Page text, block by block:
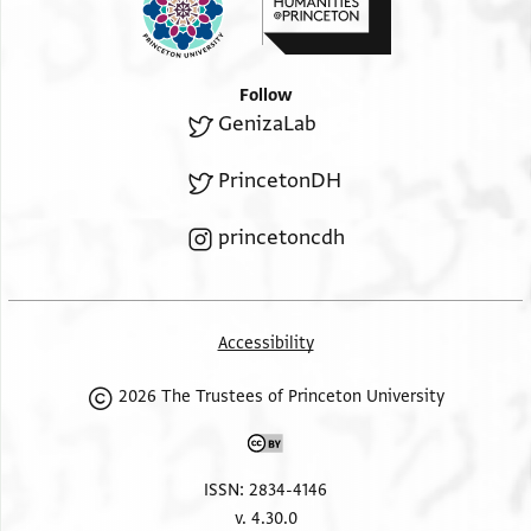
]כאתא מחזקאתא מזרזאתא מתקנאת[א
ר]ייסה דא בת ר פרג במנא דכשר למקניא בי[ה
]יין אינון משה הלוי בר שלה [
]ננ //י//ס//ט//מעאן הכה//י//ן בר הר//ב//ו//כ//ן [
Follow
GenizaLab
PrincetonDH
princetoncdh
Accessibility
2026 The Trustees of Princeton University
ISSN: 2834-4146
v. 4.30.0